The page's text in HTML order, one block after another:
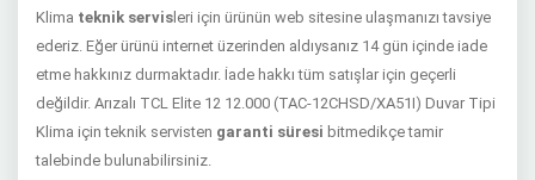
Klima teknik servis leri için ürünün web sitesine ulaşmanızı tavsiye
ederiz. Eğer ürünü internet üzerinden aldıysanız 14 gün içinde iade
etme hakkınız durmaktadır. İade hakkı tüm satışlar için geçerli
değildir. Arızalı TCL Elite 12 12.000 (TAC-12CHSD/XA51I) Duvar Tipi
Klima için teknik servisten garanti süresi bitmedikçe tamir
talebinde bulunabilirsiniz.